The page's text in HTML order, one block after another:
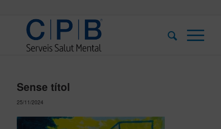
Sense títol
25/11/2024